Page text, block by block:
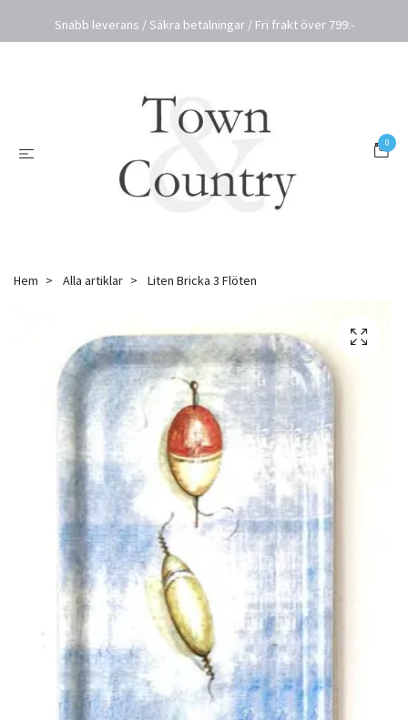
Snabb leverans / Säkra betalningar / Fri frakt över 799:-
0
Hem Alla artiklar Liten Bricka 3 Flöten